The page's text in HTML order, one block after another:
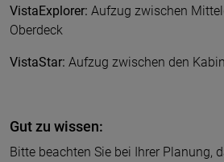
VistaExplorer: Aufzug zwischen
Oberdeck
VistaStar: Aufzug zwischen den
Gut zu wissen:
Bitte beachten Sie bei Ihrer Planung,